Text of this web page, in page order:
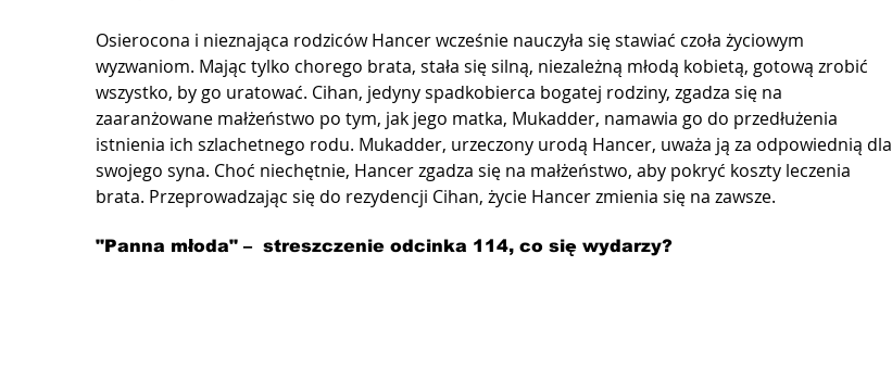
Osierocona i nieznająca rodziców Hancer wcześnie nauczyła się stawiać czoła życiowym
wyzwaniom. Mając tylko chorego brata, stała się silną, niezależną młodą kobietą, gotową zrobić
wszystko, by go uratować. Cihan, jedyny spadkobierca bogatej rodziny, zgadza się na
zaaranżowane małżeństwo po tym, jak jego matka, Mukadder, namawia go do przedłużenia
istnienia ich szlachetnego rodu. Mukadder, urzeczony urodą Hancer, uważa ją za odpowiednią dla
swojego syna. Choć niechętnie, Hancer zgadza się na małżeństwo, aby pokryć koszty leczenia
brata. Przeprowadzając się do rezydencji Cihan, życie Hancer zmienia się na zawsze.
"Panna młoda" –  streszczenie odcinka 114, co się wydarzy?